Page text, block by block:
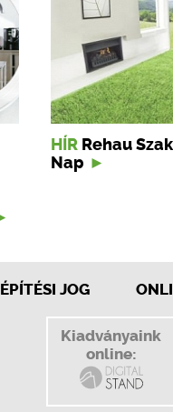
HÍR Rehau
Nap
ÉPÍTÉSI JOG
Kiadványaink
online: